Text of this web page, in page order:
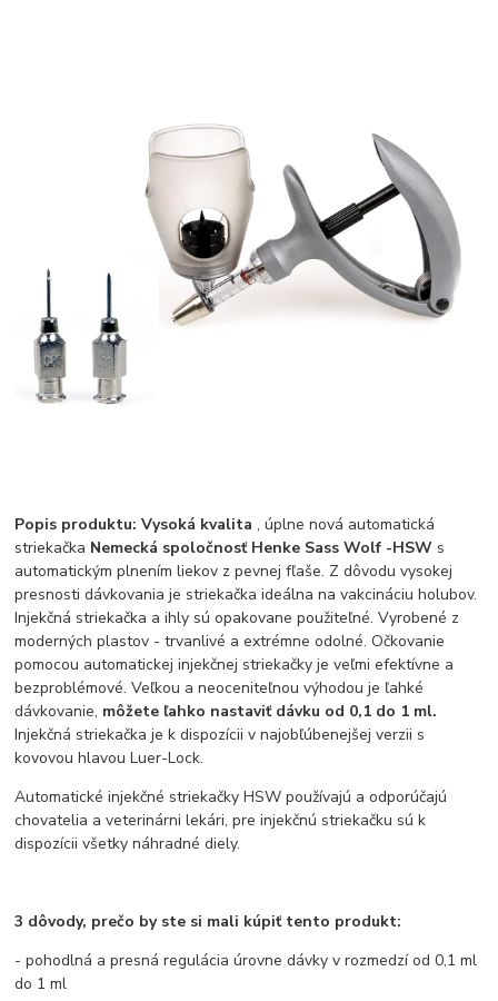
Popis produktu:Vysoká kvalita, úplne nová automatická
striekačka Nemecká spoločnosť Henke Sass Wolf -HSW s
automatickým plnením liekov z pevnej fľaše. Z dôvodu vysokej
presnosti dávkovania je striekačka ideálna na vakcináciu holubov.
Injekčná striekačka a ihly sú opakovane použiteľné. Vyrobené z
moderných plastov - trvanlivé a extrémne odolné. Očkovanie
pomocou automatickej injekčnej striekačky je veľmi efektívne a
bezproblémové. Veľkou a neoceniteľnou výhodou je ľahké
dávkovanie, môžete ľahko nastaviť dávku od 0,1 do 1 ml.
Injekčná striekačka je k dispozícii v najobľúbenejšej verzii s
kovovou hlavou Luer-Lock.
Automatické injekčné striekačky HSW používajú a odporúčajú
chovatelia a veterinárni lekári, pre injekčnú striekačku sú k
dispozícii všetky náhradné diely.
3 dôvody, prečo by ste si mali kúpiť tento produkt:
- pohodlná a presná regulácia úrovne dávky v rozmedzí od 0,1 ml
do 1 ml